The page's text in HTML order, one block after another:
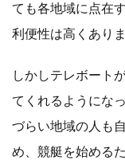
ても各地域に点在
利便性は高くあり
しかしテレボート
てくれるようにな
づらい地域の人も
め、競艇を始める